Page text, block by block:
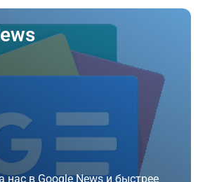
нас в Google News и быстрее